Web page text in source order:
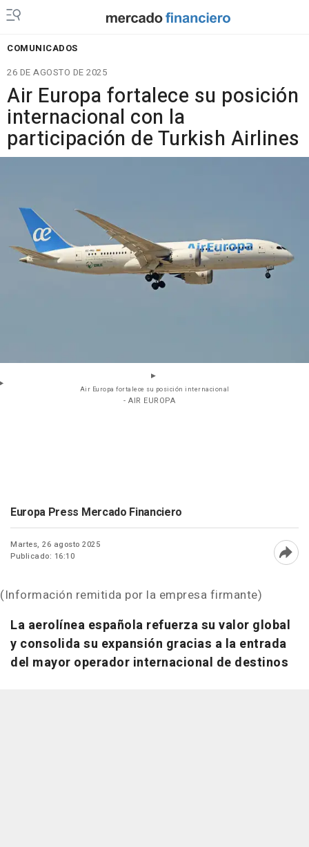
COMUNICADOS
26 DE AGOSTO DE 2025
Air Europa fortalece su posición
internacional con la
participación de Turkish Airlines
Air Europa fortalece su posición internacional
- AIR EUROPA
Europa Press Mercado Financiero
Martes, 26 agosto 2025
Publicado: 16:10
(Información remitida por la empresa firmante)
La aerolínea española refuerza su valor global
y consolida su expansión gracias a la entrada
del mayor operador internacional de destinos